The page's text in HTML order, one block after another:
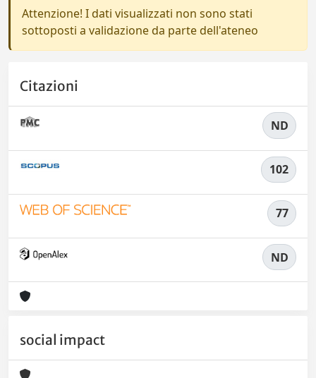
Attenzione! I dati visualizzati non sono stati
sottoposti a validazione da parte dell'ateneo
Citazioni
ND
102
77
ND
social impact